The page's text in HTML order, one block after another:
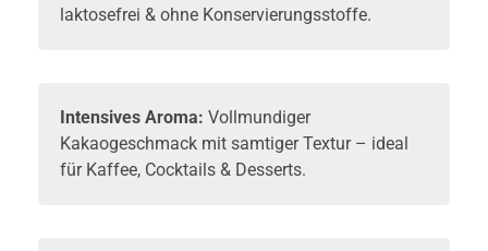
laktosefrei & ohne Konservierungsstoffe.
Intensives Aroma: Vollmundiger
Kakaogeschmack mit samtiger Textur – ideal
für Kaffee, Cocktails & Desserts.